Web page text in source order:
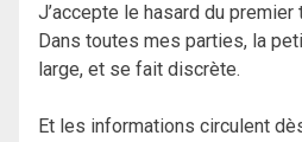
J’accepte le hasard du premier
Dans toutes mes parties, la
large, et se fait discrète.
Et les informations circulent